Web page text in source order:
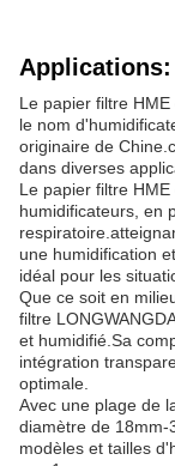
Applications:
Le papier filtre
le nom
originaire de
dans diverses
Le papier filtre
humidificateurs, en
une humidification
idéal pour les
Que ce soit en
filtre
et humidifié.Sa
intégration
optimale.
Avec une plage de
diamètre de
modèles et tailles